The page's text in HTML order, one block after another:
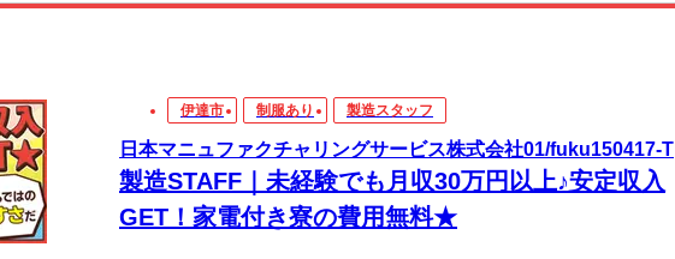
伊達市 制服あり 製造スタッフ
日本マニュファクチャリングサービス株式会社01/fuku150417-T
製造STAFF｜未経験でも月収30万円以上♪安定収入
GET！家電付き寮の費用無料★